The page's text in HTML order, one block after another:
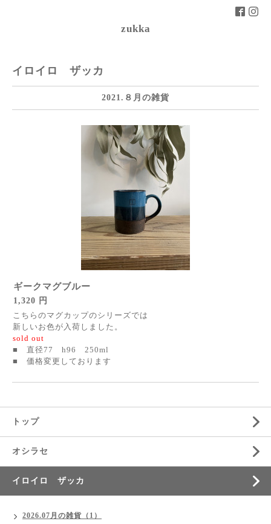
zukka
イロイロ ザッカ
2021.８月の雑貨
ギークマグブルー
1,320 円
こちらのマグカップのシリーズでは
新しいお色が入荷しました。
sold out
■ 直径77 h96 250ml
■ 価格変更しております
トップ
オシラセ
イロイロ ザッカ
2026.07月の雑貨（1）